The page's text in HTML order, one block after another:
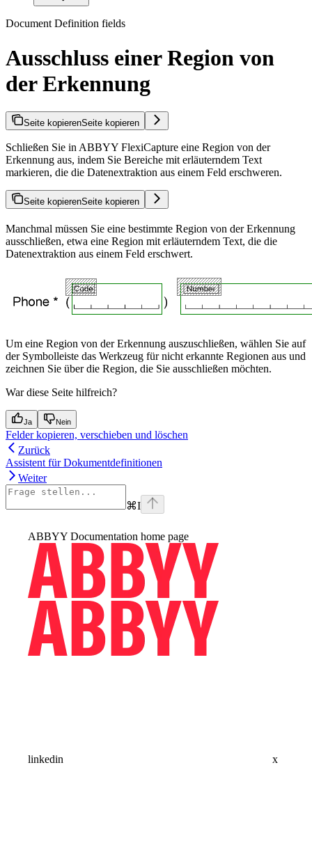
Document Definition fields
Ausschluss einer Region von
der Erkennung
Seite kopierenSeite kopieren
Schließen Sie in ABBYY FlexiCapture eine Region von der
Erkennung aus, indem Sie Bereiche mit erläuterndem Text
markieren, die die Datenextraktion aus einem Feld erschweren.
Seite kopierenSeite kopieren
Manchmal müssen Sie eine bestimmte Region von der Erkennung
ausschließen, etwa eine Region mit erläuterndem Text, die die
Datenextraktion aus einem Feld erschwert.
Um eine Region von der Erkennung auszuschließen, wählen Sie auf
der Symbolleiste das Werkzeug für nicht erkannte Regionen aus und
zeichnen Sie über die Region, die Sie ausschließen möchten.
War diese Seite hilfreich?
Ja Nein
Felder kopieren, verschieben und löschen
Zurück
Assistent für Dokumentdefinitionen
Weiter
⌘I
ABBYY Documentation home page
linkedin x